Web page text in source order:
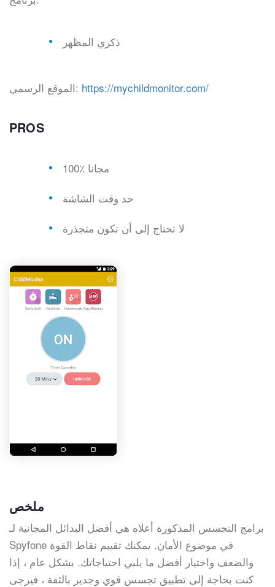
ذكري المظهر
الموقع الرسمي: https://mychildmonitor.com/
PROS
100٪ مجانا
حد وقت الشاشة
لا تحتاج إلى أن تكون متجذرة
ملخص
برامج التجسس المذكورة أعلاه هي أفضل البدائل المجانية لـ
Spyfone في موضوع الأمان. يمكنك تقييم نقاط القوة
والضعف واختيار أفضل ما يلبي احتياجاتك. بشكل عام ، إذا
كنت بحاجة إلى تطبيق تجسس قوي وجدير بالثقة ، فيرجى